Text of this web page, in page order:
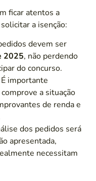
ficar atentos a
a isenção:
devem ser
2025, não perdendo
do concurso.
É importante
a situação
de renda e
dos pedidos será
apresentada,
necessitam